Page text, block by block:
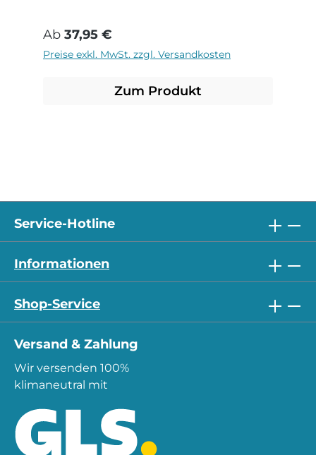
Regulärer Preis:
Ab 37,95 €
Preise exkl. MwSt. zzgl. Versandkosten
Zum Produkt
Service-Hotline
Informationen
Shop-Service
Versand & Zahlung
Wir versenden 100%
klimaneutral mit